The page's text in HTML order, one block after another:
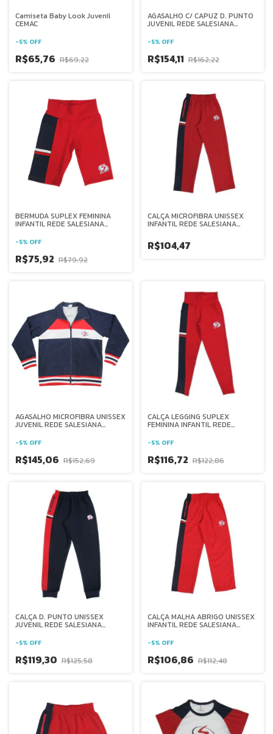
Camiseta Baby Look Juvenil
CEMAC
-5% OFF
R$65,76 R$69,22
AGASALHO C/ CAPUZ D. PUNTO
JUVENIL REDE SALESIANA
-5% OFF
R$154,11 R$162,22
BERMUDA SUPLEX FEMININA
INFANTIL REDE SALESIANA
-5% OFF
R$75,92 R$79,92
CALÇA MICROFIBRA UNISSEX
INFANTIL REDE SALESIANA
R$104,47
AGASALHO MICROFIBRA UNISSEX
JUVENIL REDE SALESIANA
-5% OFF
R$145,06 R$152,69
CALÇA LEGGING SUPLEX
FEMININA INFANTIL REDE
-5% OFF
R$116,72 R$122,86
CALÇA D. PUNTO UNISSEX
JUVENIL REDE SALESIANA
-5% OFF
R$119,30 R$125,58
CALÇA MALHA ABRIGO UNISSEX
INFANTIL REDE SALESIANA
-5% OFF
R$106,86 R$112,48